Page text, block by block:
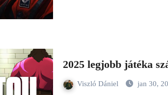
2025 legjobb játéka
Viszló Dániel jan 30,